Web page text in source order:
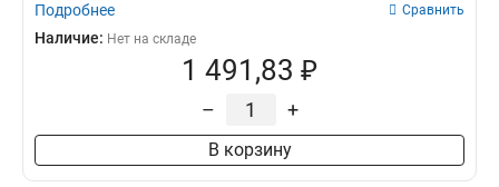
Подробнее Сравнить
Наличие: Нет на складе
1 491,83 ₽
– +
В корзину